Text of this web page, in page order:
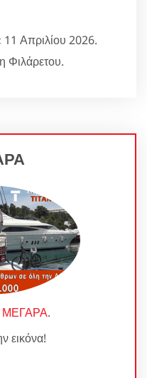
11 Απριλίου 2026.
Φιλάρετου.
.
εικόνα!